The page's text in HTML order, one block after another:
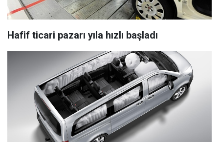
Hafif ticari pazarı yıla hızlı başladı